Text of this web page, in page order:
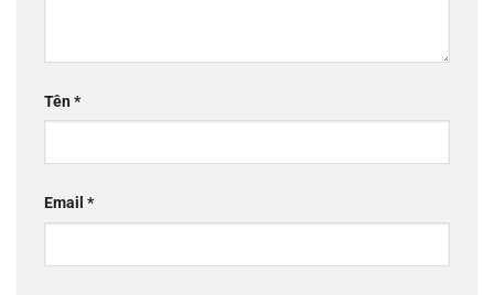
Tên*
Email *